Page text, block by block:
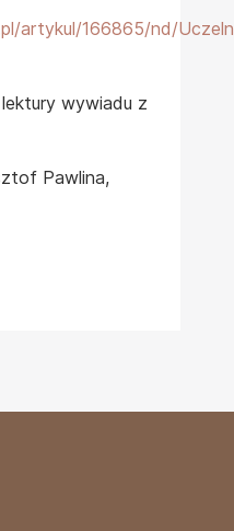
artykul/166865/nd/
wywiadu z
Pawlina,
inauguracja roku